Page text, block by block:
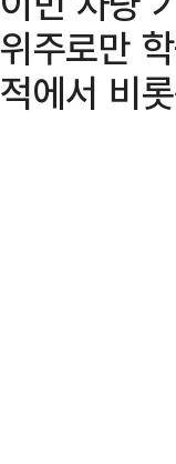
위주로만
적에서 비